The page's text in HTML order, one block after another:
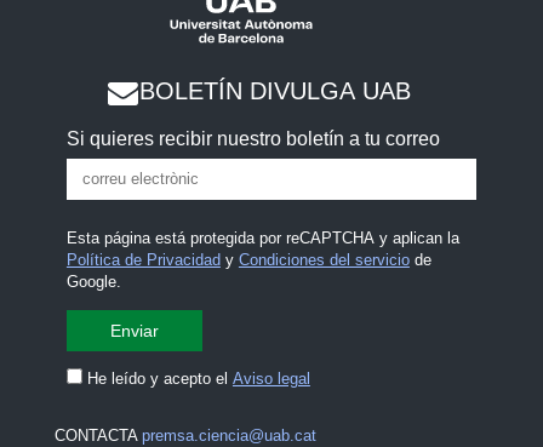
BOLETÍN DIVULGA UAB
Si quieres recibir nuestro boletín a tu correo
Esta página está protegida por reCAPTCHA y aplican la
Política de Privacidady Condiciones del serviciode
Google.
He leído y acepto el Aviso legal
CONTACTA premsa.ciencia@uab.cat